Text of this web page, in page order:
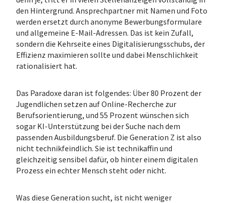
den Hintergrund. Ansprechpartner mit Namen und Foto
werden ersetzt durch anonyme Bewerbungsformulare
und allgemeine E-Mail-Adressen. Das ist kein Zufall,
sondern die Kehrseite eines Digitalisierungsschubs, der
Effizienz maximieren sollte und dabei Menschlichkeit
rationalisiert hat.
Das Paradoxe daran ist folgendes: Über 80 Prozent der
Jugendlichen setzen auf Online-Recherche zur
Berufsorientierung, und 55 Prozent wünschen sich
sogar KI-Unterstützung bei der Suche nach dem
passenden Ausbildungsberuf. Die Generation Z ist also
nicht technikfeindlich. Sie ist technikaffin und
gleichzeitig sensibel dafür, ob hinter einem digitalen
Prozess ein echter Mensch steht oder nicht.
Was diese Generation sucht, ist nicht weniger